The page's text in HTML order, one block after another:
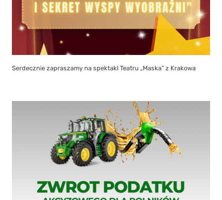
Serdecznie zapraszamy na spektakl Teatru „Maska” z Krakowa